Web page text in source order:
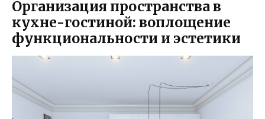
Организация пространства в
кухне-гостиной: воплощение
функциональности и эстетики